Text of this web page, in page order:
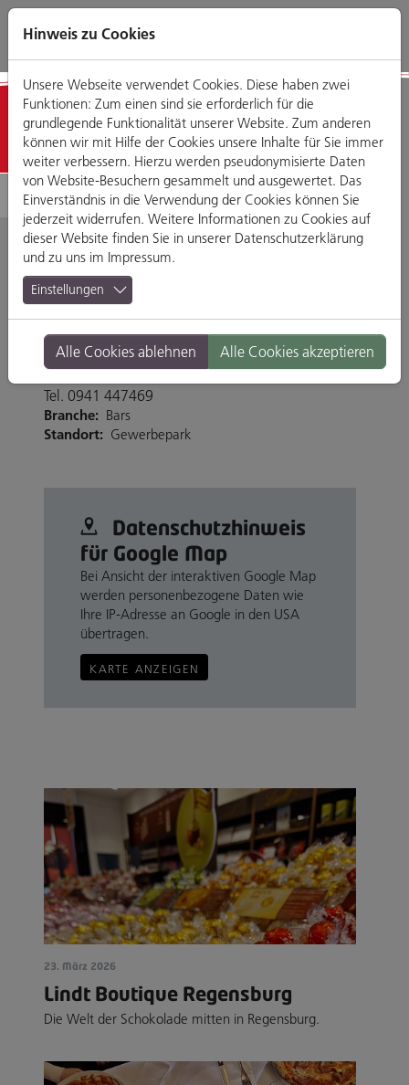
Direkt
zum
Zum
Hauptmenü
Zum
Footermenü
Zur
Website-
Detailansicht
Singapore - Bistro
Cafe
Im Gewerbepark D 46, 93059 Regensburg
Tel. 0941 447469
Branche: Bars
Standort: Gewerbepark
Datenschutz­hinweis
für Google Map
Bei Ansicht der interaktiven Google Map
werden personenbezogene Daten wie
Ihre IP-Adresse an Google in den USA
übertragen.
KARTE ANZEIGEN
23. März 2026
Lindt Boutique Regensburg
Die Welt der Schokolade mitten in Regensburg.
Hinweis zu Cookies
Unsere Webseite verwendet Cookies. Diese haben zwei
Funktionen: Zum einen sind sie erforderlich für die
grundlegende Funktionalität unserer Website. Zum anderen
können wir mit Hilfe der Cookies unsere Inhalte für Sie immer
weiter verbessern. Hierzu werden pseudonymisierte Daten
von Website-Besuchern gesammelt und ausgewertet. Das
Einverständnis in die Verwendung der Cookies können Sie
jederzeit widerrufen. Weitere Informationen zu Cookies auf
dieser Website finden Sie in unserer Datenschutzerklärung
und zu uns im Impressum.
Einstellungen
Alle Cookies ablehnen Alle Cookies akzeptieren